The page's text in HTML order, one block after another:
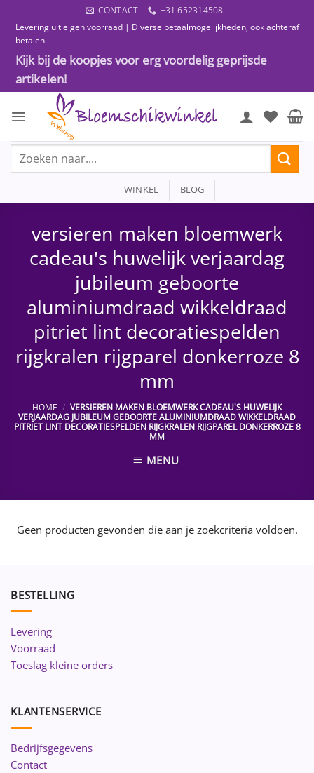
naar
inhoud
CONTACT
+31 652314508
Levering uit eigen voorraad | Diverse betaalmogelijkheden, ook achteraf
betalen.
Kijk bij de koopjes voor erg voordelig geprijsde
artikelen!
Zoeken
WINKEL BLOG
versieren maken bloemwerk
cadeau's huwelijk verjaardag
jubileum geboorte
aluminiumdraad wikkeldraad
pitriet lint decoratiespelden
rijgkralen rijgparel donkerroze 8
mm
HOME / VERSIEREN MAKEN BLOEMWERK CADEAU'S HUWELIJK
VERJAARDAG JUBILEUM GEBOORTE ALUMINIUMDRAAD WIKKELDRAAD
PITRIET LINT DECORATIESPELDEN RIJGKRALEN RIJGPAREL DONKERROZE 8
MM
MENU
Geen producten gevonden die aan je zoekcriteria voldoen.
BESTELLING
Levering
Voorraad
Toeslag kleine orders
KLANTENSERVICE
Bedrijfsgegevens
Contact